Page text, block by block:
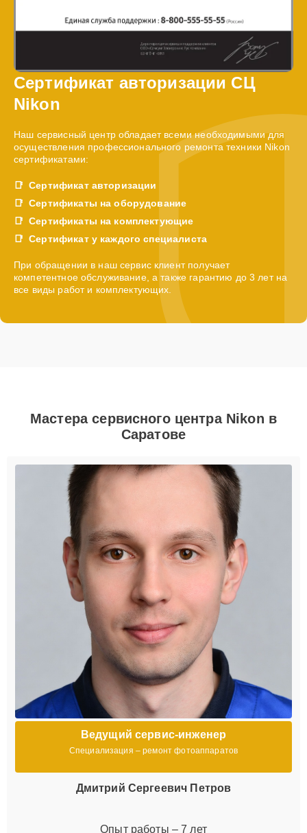
Сертификат авторизации СЦ
Nikon
Наш сервисный центр обладает всеми необходимыми для
осуществления профессионального ремонта техники Nikon
сертификатами:
Сертификат авторизации
Сертификаты на оборудование
Сертификаты на комплектующие
Сертификат у каждого специалиста
При обращении в наш сервис клиент получает
компетентное обслуживание, а также гарантию до 3 лет на
все виды работ и комплектующих.
Мастера сервисного центра Nikon в
Саратове
Ведущий сервис-инженер
Специализация – ремонт фотоаппаратов
Дмитрий Сергеевич Петров
Опыт работы – 7 лет